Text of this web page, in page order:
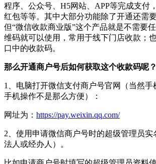
程序、公众号、H5网站、APP等完成支付
红包等等。其中大部分功能除了开通还需
但“微信收款商业版”这个产品就是不需要
维码就可以使用，常用于线下门店收款；
口中的收款码。
那么开通商户号后如何获取这个收款码呢
1、电脑打开微信支付商户号官网（当然手
手机操作不是那么方便）：
网址为： https://pay.weixin.qq.com/
2、使用申请微信商户号时的超级管理员实
法人或经办人）。